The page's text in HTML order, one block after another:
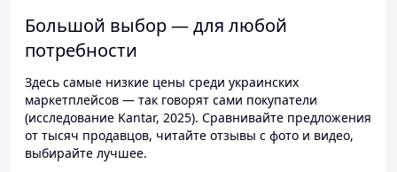
Большой выбор — для любой
потребности
Здесь самые низкие цены среди украинских
маркетплейсов — так говорят сами покупатели
(исследование Kantar, 2025). Сравнивайте предложения
от тысяч продавцов, читайте отзывы с фото и видео,
выбирайте лучшее.